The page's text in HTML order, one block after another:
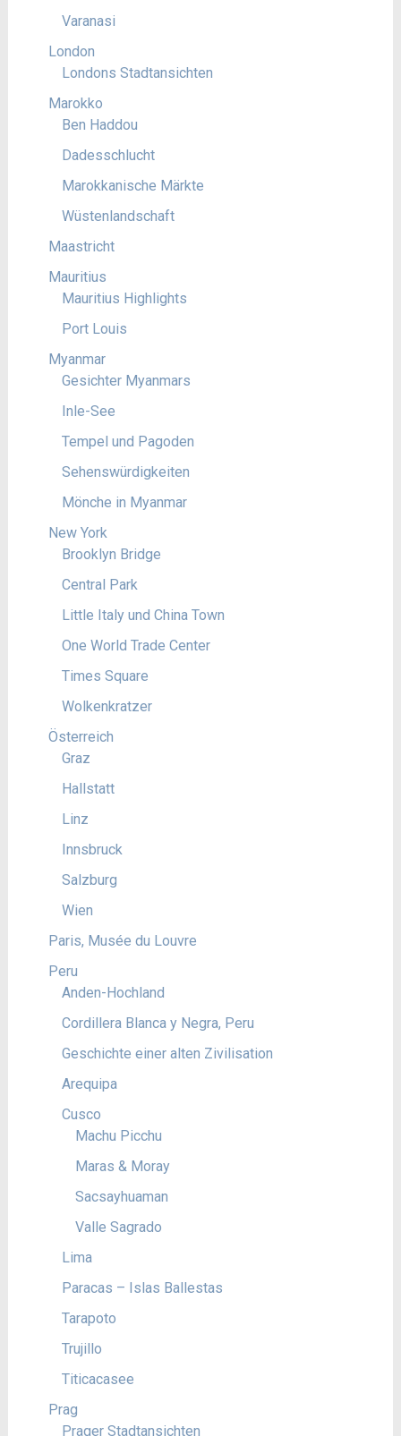
Varanasi
London
Londons Stadtansichten
Marokko
Ben Haddou
Dadesschlucht
Marokkanische Märkte
Wüstenlandschaft
Maastricht
Mauritius
Mauritius Highlights
Port Louis
Myanmar
Gesichter Myanmars
Inle-See
Tempel und Pagoden
Sehenswürdigkeiten
Mönche in Myanmar
New York
Brooklyn Bridge
Central Park
Little Italy und China Town
One World Trade Center
Times Square
Wolkenkratzer
Österreich
Graz
Hallstatt
Linz
Innsbruck
Salzburg
Wien
Paris, Musée du Louvre
Peru
Anden-Hochland
Cordillera Blanca y Negra, Peru
Geschichte einer alten Zivilisation
Arequipa
Cusco
Machu Picchu
Maras & Moray
Sacsayhuaman
Valle Sagrado
Lima
Paracas – Islas Ballestas
Tarapoto
Trujillo
Titicacasee
Prag
Prager Stadtansichten